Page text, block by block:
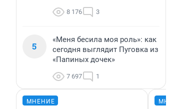
8 176 3
5
«Меня бесила моя роль»: как
сегодня выглядит Пуговка из
«Папиных дочек»
7 697 1
МНЕНИЕ